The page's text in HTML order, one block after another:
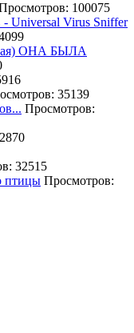
100075
Universal Virus Sniffer
ОНА БЫЛА
35139
Просмотров:
32515
птицы Просмотров: